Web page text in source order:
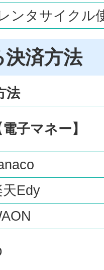
ンタサイクル
済方法
法
電子マネー】
天Edy